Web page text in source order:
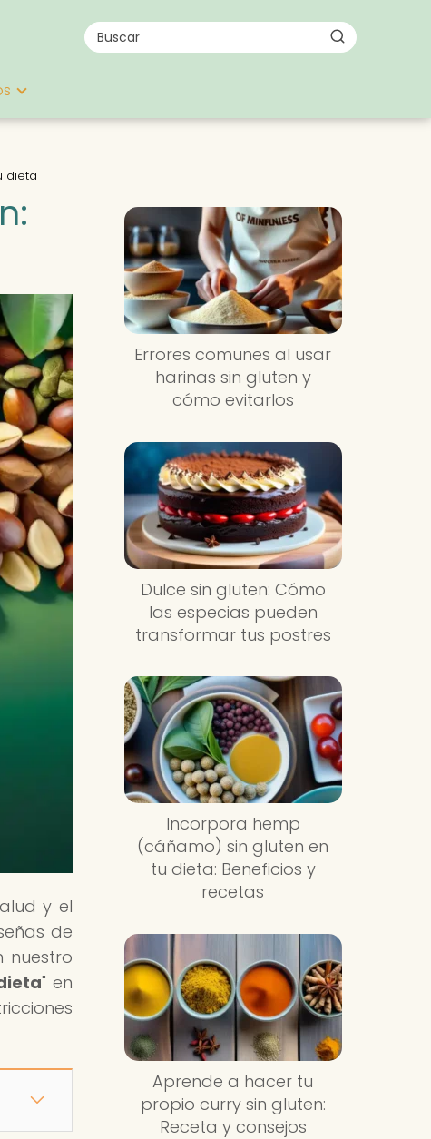
dieta
y el
de
nuestro
" en
Errores comunes al usar
harinas sin gluten y
cómo evitarlos
Dulce sin gluten: Cómo
las especias pueden
transformar tus postres
Incorpora hemp
(cáñamo) sin gluten en
tu dieta: Beneficios y
recetas
Aprende a hacer tu
propio curry sin gluten:
Receta y consejos